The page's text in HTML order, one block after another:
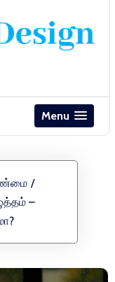
Menu
/
–